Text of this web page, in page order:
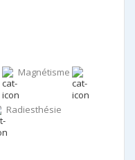
Magnétisme
Radiesthésie